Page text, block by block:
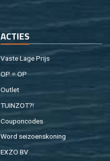
AC­TIES
Vaste Lage Prijs
OP = OP
Out­let
TUIN­ZOT?!
Cou­pon­co­des
Word sei­zoens­ko­ning
EXZO BV